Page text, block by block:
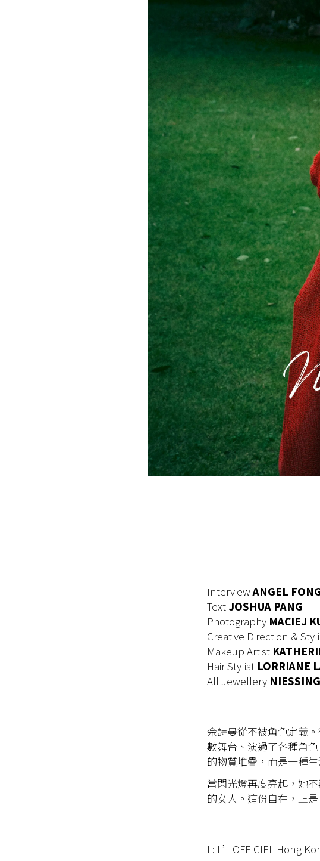
InterviewANGEL
Text JOSHUA PANG
Photography MACIEJ
Creative Direction &
Makeup Artist
Hair Stylist LORRIANE
All Jewellery
佘詩曼從不被角色定義
數舞台、演過了各種角
的物質堆疊，而是一種
當閃光燈再度亮起，她
的女人。這份自在，正
L: L’OFFICIEL Hong